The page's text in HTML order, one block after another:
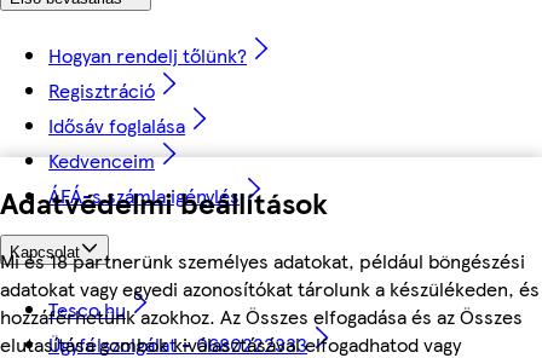
Adatvédelmi beállítások
Mi és 18 partnerünk személyes adatokat, például böngészési
adatokat vagy egyedi azonosítókat tárolunk a készülékeden, és
hozzáférhetünk azokhoz. Az Összes elfogadása és az Összes
elutasítása gombok kiválasztásával elfogadhatod vagy
Hogyan rendelj tőlünk?
Regisztráció
Idősáv foglalása
Kedvenceim
ÁFÁ-s számla igénylés
Kapcsolat
Tesco.hu
Ügyfélszolgálat - 0680222333